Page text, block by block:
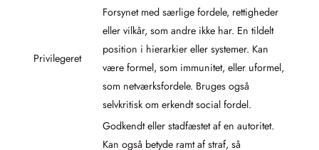
Privilegeret
Forsynet med særlige fordele, rettigheder
eller vilkår, som andre ikke har. En tildelt
position i hierarkier eller systemer. Kan
være formel, som immunitet, eller uformel,
som netværksfordele. Bruges også
selvkritisk om erkendt social fordel.
Godkendt eller stadfæstet af en autoritet.
Kan også betyde ramt af straf, så